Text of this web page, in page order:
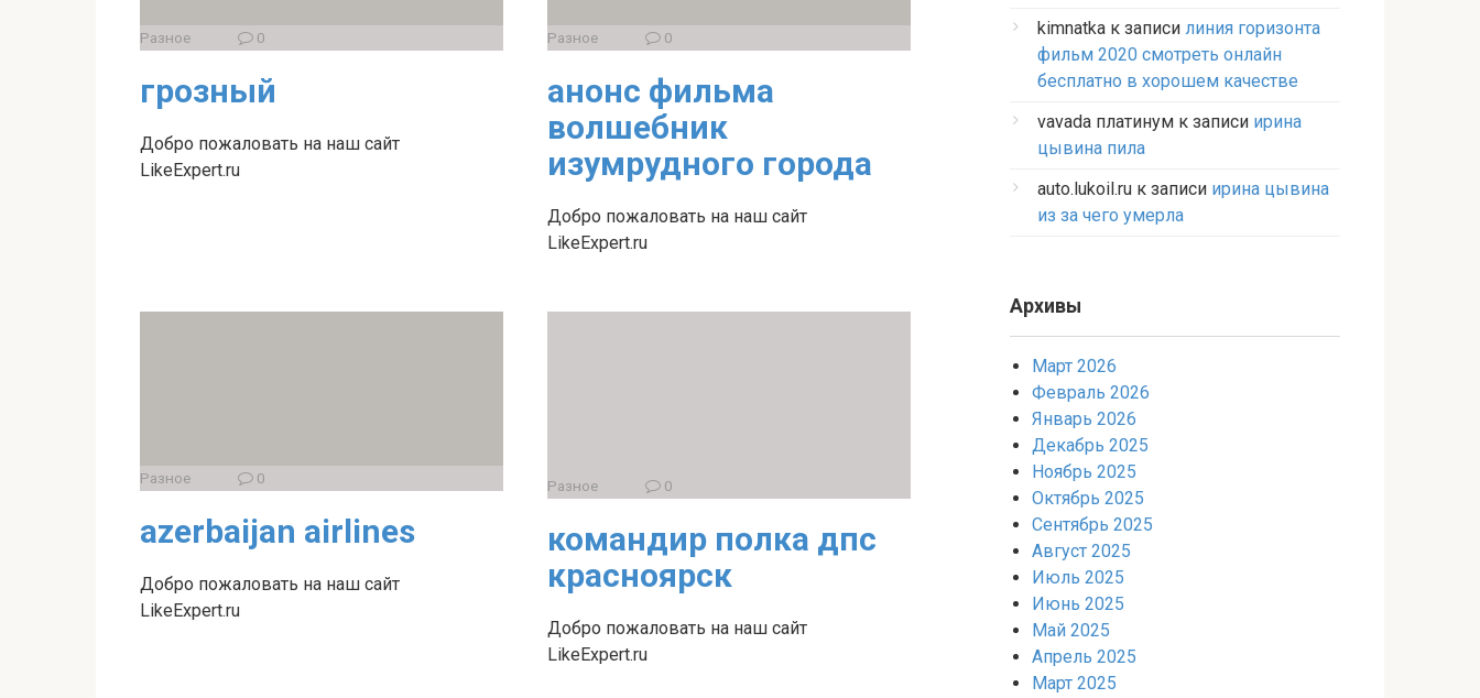
Разное 0
грозный
Добро пожаловать на наш сайт
LikeExpert.ru
Разное 0
анонс фильма
волшебник
изумрудного города
Добро пожаловать на наш сайт
LikeExpert.ru
Разное 0
azerbaijan airlines
Добро пожаловать на наш сайт
LikeExpert.ru
Разное 0
командир полка дпс
красноярск
Добро пожаловать на наш сайт
LikeExpert.ru
kimnatka к записи линия горизонта
фильм 2020 смотреть онлайн
бесплатно в хорошем качестве
vavada платинум к записи ирина
цывина пила
auto.lukoil.ru к записи ирина цывина
из за чего умерла
Архивы
Март 2026
Февраль 2026
Январь 2026
Декабрь 2025
Ноябрь 2025
Октябрь 2025
Сентябрь 2025
Август 2025
Июль 2025
Июнь 2025
Май 2025
Апрель 2025
Март 2025